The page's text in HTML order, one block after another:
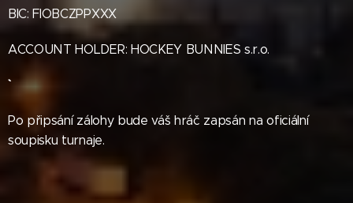
BIC: FIOBCZPPXXX
ACCOUNT HOLDER: HOCKEY BUNNIES s.r.o.
Po připsání zálohy bude váš hráč zapsán na oficiální
soupisku turnaje.